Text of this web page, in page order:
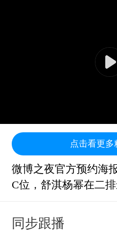
点击看更多
微博之夜官方预约海
C位，舒淇杨幂在二
同步跟播